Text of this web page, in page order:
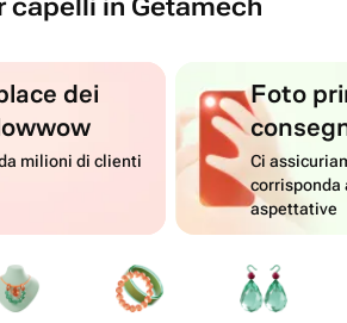
capelli in Getamech
dei
milioni di clienti
Foto
Ci
corrisponda
aspettative